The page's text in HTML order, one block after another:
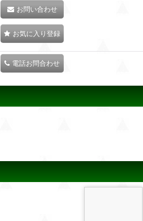
お問い合わせ
お気に入り登録
電話お問合わせ